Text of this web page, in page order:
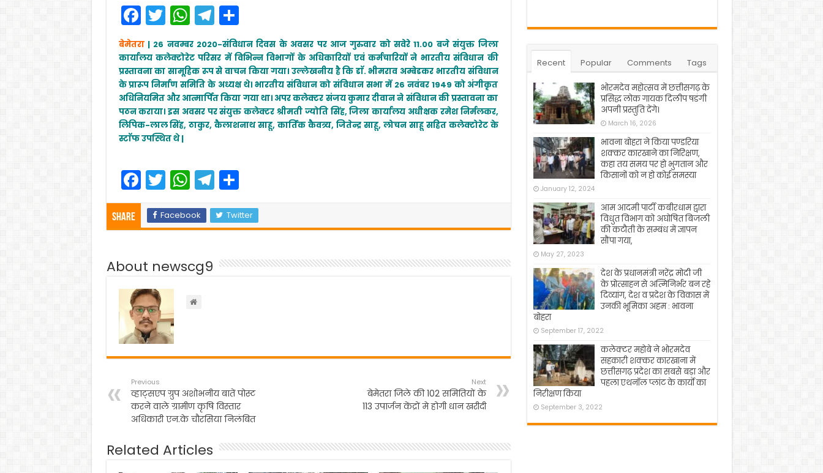
का
सामूहिक
रूप
से
पठन
F
a
c
e
b
o
o
T
w
itt
er
W
h
a
ts
A
p
p
T
el
e
gr
a
m
S
h
ar
e
बेमेतरा| 26 नवम्बर 2020-संविधान दिवस के अवसर पर आज गुरुवार को सवेरे 11.00 बजे संयुक्त जिला
कार्यालय कलेक्टोरेट परिसर में विभिन्न विभागों के अधिकारियों एवं कर्मचारियों ने भारतीय संविधान की
प्रस्तावना का सामूहिक रूप से वाचन किया गया। उल्लेखनीय है कि डाॅ. भीमराव अम्बेडकर भारतीय संविधान
के प्रारूप निर्माण समिति के अध्यक्ष थे। भारतीय संविधान को संविधान सभा में 26 नवंबर 1949 को अंगीकृत
अधिनियमित और आत्मार्पित किया गया था। अपर कलेक्टर संजय कुमार दीवान ने संविधान की प्रस्तावना का
पठन कराया। इस अवसर पर संयुक्त कलेक्टर श्रीमती ज्योति सिंह, जिला कार्यालय अधीक्षक रमेश निर्मलकर,
लिपिक-लाल सिंह, ठाकुर, कैलाशनाथ साहू, कार्तिक कैवत्र्य, जितेन्द्र साहू, लोचन साहू सहित कलेक्टोरेट के
स्टाॅफ उपस्थित थे |
F
a
c
e
b
o
o
k
T
w
itt
er
W
h
a
ts
A
p
p
T
el
e
gr
a
S
ar
e
Share Facebook Twitter
About newscg9
Previous
व्हाट्सएप ग्रुप अशोभनीय बातें पोस्ट
करने वाले ग्रामीण कृषि विस्तार
अधिकारी एन.के चौरसिया निलंबित
Next
बेमेतरा जिले की 102 समितियों के
113 उपार्जन केंद्रों मे होगी धान खरीदी
Related Articles
Recent Popular Comments Tags
भोरमदेव महोत्सव में छत्तीसगढ़ के
प्रसिद्ध लोक गायक दिलीप षडंगी
अपनी प्रस्तुति देंगे।
March 16, 2026
भावना बोहरा ने किया पण्डरिया
शक्कर कारखाने का निरिक्षण,
कहा तय समय पर हो भुगतान और
किसानों को न हो कोई समस्या
January 12, 2024
आम आदमी पार्टी कबीरधाम द्वारा
विधुत विभाग को अघोषित बिजली
की कटौती के सम्बंध में ज्ञापन
सौंपा गया,
May 27, 2023
देश के प्रधानमंत्री नरेंद्र मोदी जी
के प्रोत्साहन से अत्मिनिर्भर बन रहे
दिव्यांग, देश व प्रदेश के विकास में
उनकी भूमिका अहम : भावना
बोहरा
September 17, 2022
कलेक्टर महोबे ने भोरमदेव
सहकारी शक्कर कारखाना में
छत्तीसगढ़ प्रदेश का सबसे बड़ा और
पहला एथनॉल प्लांट के कार्यो का
निरीक्षण किया
September 3, 2022